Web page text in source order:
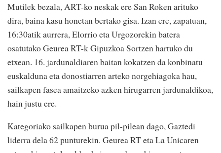
Mutilek bezala, ART-ko neskak ere San Roken arituko
dira, baina kasu honetan bertako gisa. Izan ere, zapatuan,
16:30atik aurrera, Elorrio eta Urgozorekin batera
osatutako Geurea RT-k Gipuzkoa Sortzen hartuko du
etxean. 16. jardunaldiaren baitan kokatzen da konbinatu
euskalduna eta donostiarren arteko norgehiagoka hau,
sailkapen fasea amaitzeko azken hirugarren jardunaldikoa,
hain justu ere.
Kategoriako sailkapen burua pil-pilean dago, Gaztedi
liderra dela 62 punturekin. Geurea RT eta La Unicaren